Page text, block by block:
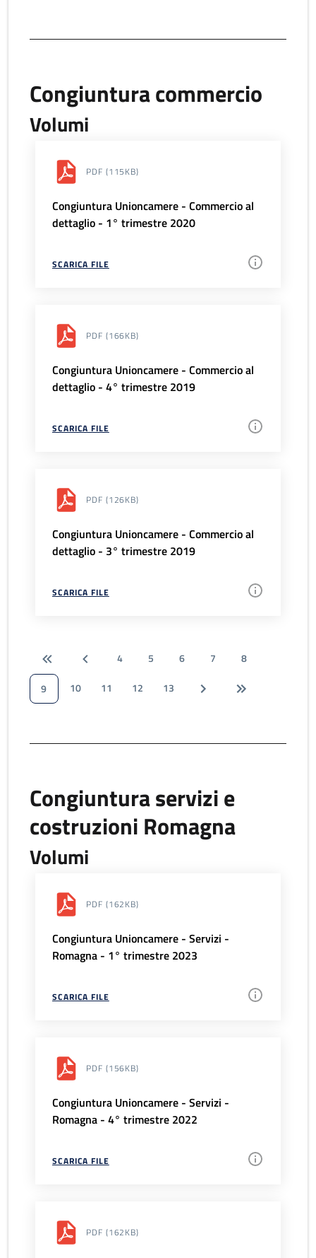
Congiuntura commercio
Volumi
PDF (115KB)
Congiuntura Unioncamere - Commercio al
dettaglio - 1° trimestre 2020
SCARICA FILE
PDF (166KB)
Congiuntura Unioncamere - Commercio al
dettaglio - 4° trimestre 2019
SCARICA FILE
PDF (126KB)
Congiuntura Unioncamere - Commercio al
dettaglio - 3° trimestre 2019
SCARICA FILE
4 5 6 7
8
9
10 11 12 13
Congiuntura servizi e
costruzioni Romagna
Volumi
PDF (162KB)
Congiuntura Unioncamere - Servizi -
Romagna - 1° trimestre 2023
SCARICA FILE
PDF (156KB)
Congiuntura Unioncamere - Servizi -
Romagna - 4° trimestre 2022
SCARICA FILE
PDF (162KB)